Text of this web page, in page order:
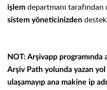
işlem departmanı
sistem yöneticinizden
NOT: Arşivapp
Arşiv Path yolunda yazan
ulaşamayıp ana makine ip